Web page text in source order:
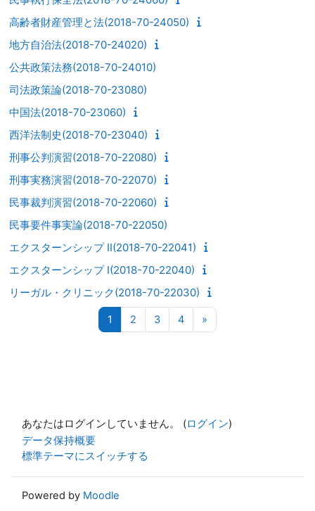
高齢者財産管理と法(2018-70-24050)
地方自治法(2018-70-24020)
公共政策法務(2018-70-24010)
司法政策論(2018-70-23080)
中国法(2018-70-23060)
西洋法制史(2018-70-23040)
刑事公判演習(2018-70-22080)
刑事実務演習(2018-70-22070)
民事裁判演習(2018-70-22060)
民事要件事実論(2018-70-22050)
エクスターンシップ II(2018-70-22041)
エクスターンシップ I(2018-70-22040)
リーガル・クリニック(2018-70-22030)
1 ページ 1
2 ページ 2
3ページ 3
4ページ 4
»
あなたはログインしていません。 (ログイン)
データ保持概要
標準テーマにスイッチする
Powered by Moodle